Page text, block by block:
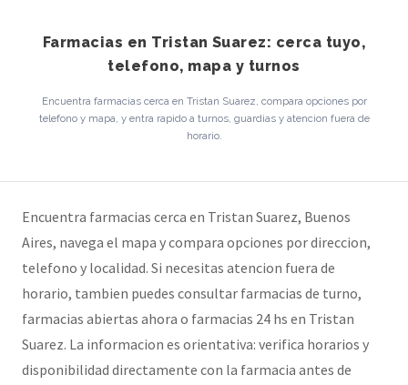
Farmacias en Tristan Suarez: cerca tuyo,
telefono, mapa y turnos
Encuentra farmacias cerca en Tristan Suarez, compara opciones por
telefono y mapa, y entra rapido a turnos, guardias y atencion fuera de
horario.
Encuentra farmacias cerca en Tristan Suarez, Buenos
Aires, navega el mapa y compara opciones por direccion,
telefono y localidad. Si necesitas atencion fuera de
horario, tambien puedes consultar farmacias de turno,
farmacias abiertas ahora o farmacias 24 hs en Tristan
Suarez. La informacion es orientativa: verifica horarios y
disponibilidad directamente con la farmacia antes de